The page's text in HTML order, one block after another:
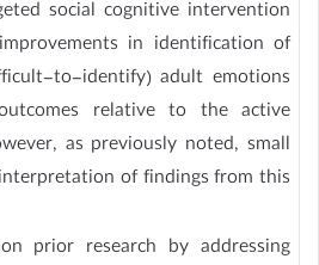
social cognitive intervention
in identification of
to-identify) adult emotions
relative to the active
as previously noted, small
of findings from this
prior research by addressing